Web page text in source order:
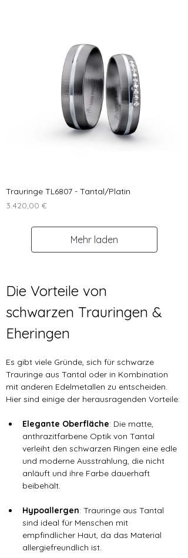
Trauringe TL6807 - Tantal/Platin
Preis
3.420,00 €
Mehr laden
Die Vorteile von
schwarzen Trauringen &
Eheringen
Es gibt viele Gründe, sich für schwarze
Trauringe aus Tantal oder in Kombination
mit anderen Edelmetallen zu entscheiden.
Hier sind einige der herausragenden Vorteile:
Elegante Oberfläche: Die matte,
anthrazitfarbene Optik von Tantal
verleiht den schwarzen Ringen eine edle
und moderne Ausstrahlung, die nicht
anläuft und ihre Farbe dauerhaft
beibehält.
Hypoallergen: Trauringe aus Tantal
sind ideal für Menschen mit
empfindlicher Haut, da das Material
allergiefreundlich ist.